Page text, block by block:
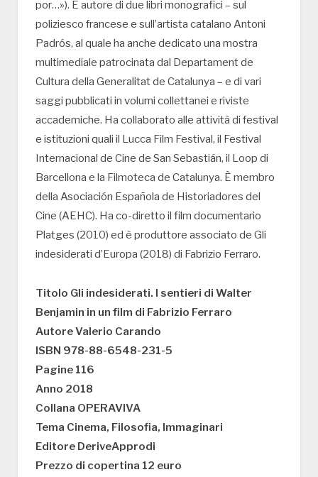
por…»). È autore di due libri monografici – sul
poliziesco francese e sull’artista catalano Antoni
Padrós, al quale ha anche dedicato una mostra
multimediale patrocinata dal Departament de
Cultura della Generalitat de Catalunya – e di vari
saggi pubblicati in volumi collettanei e riviste
accademiche. Ha collaborato alle attività di festival
e istituzioni quali il Lucca Film Festival, il Festival
Internacional de Cine de San Sebastián, il Loop di
Barcellona e la Filmoteca de Catalunya. È membro
della Asociación Española de Historiadores del
Cine (AEHC). Ha co-diretto il film documentario
Platges (2010) ed è produttore associato de Gli
indesiderati d’Europa (2018) di Fabrizio Ferraro.
Titolo Gli indesiderati. I sentieri di Walter
Benjamin in un film di Fabrizio Ferraro
Autore Valerio Carando
ISBN 978-88-6548-231-5
Pagine 116
Anno 2018
Collana OPERAVIVA
Tema Cinema, Filosofia, Immaginari
Editore DeriveApprodi
Prezzo di copertina 12 euro